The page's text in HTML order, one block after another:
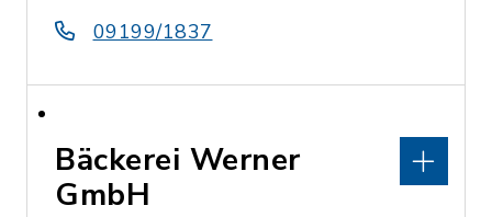
09199/1837
Bäckerei Werner
GmbH